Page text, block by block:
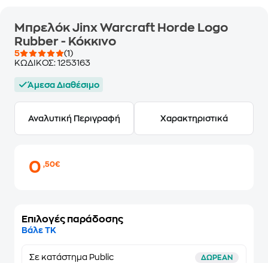
Μπρελόκ Jinx Warcraft Horde Logo
Rubber - Κόκκινο
5
(1)
ΚΩΔΙΚΟΣ: 1253163
Άμεσα Διαθέσιμο
Αναλυτική Περιγραφή Χαρακτηριστικά
0,50€
Επιλογές παράδοσης
Βάλε ΤΚ
Σε κατάστημα Public ΔΩΡΕΑΝ